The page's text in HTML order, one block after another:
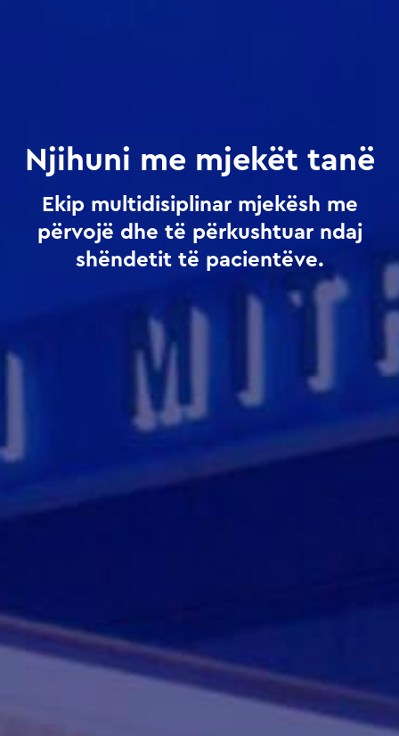
Njihuni me mjekët tanë
Ekip multidisiplinar mjekësh me
përvojë dhe të përkushtuar ndaj
shëndetit të pacientëve.